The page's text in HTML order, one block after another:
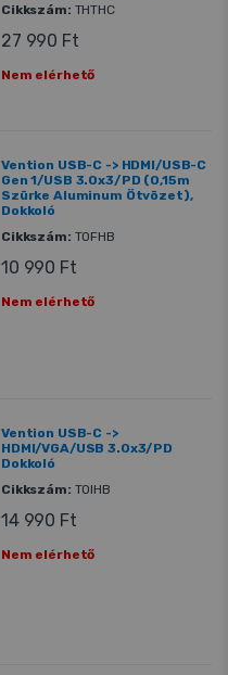
Cikkszám: THTHC
27 990 Ft
Nem elérhető
Vention USB-C -> HDMI/USB-C
Gen 1/USB 3.0x3/PD (0,15m
Szürke Aluminum Ötvözet),
Dokkoló
Cikkszám: TOFHB
10 990 Ft
Nem elérhető
Vention USB-C ->
HDMI/VGA/USB 3.0x3/PD
Dokkoló
Cikkszám: TOIHB
14 990 Ft
Nem elérhető